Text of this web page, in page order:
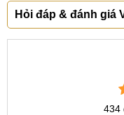
Hỏi đáp & đánh giá
434